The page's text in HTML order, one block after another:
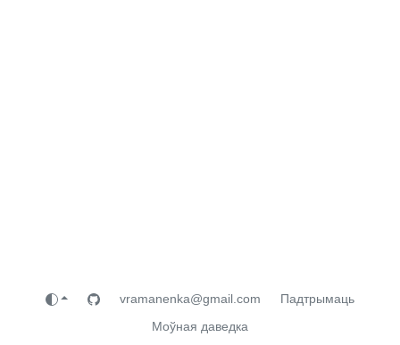
vramanenka@gmail.com
Падтрымаць
Моўная даведка